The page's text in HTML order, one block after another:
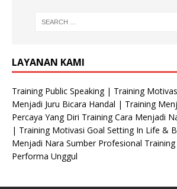
iLAYANAN KAMI
Training Public Speaking | Training
Menjadi Juru Bicara Handal | Training
Percaya Yang Diri Training Cara Menjadi
| Training Motivasi Goal Setting In Life &
Menjadi Nara Sumber Profesional
Performa Unggul